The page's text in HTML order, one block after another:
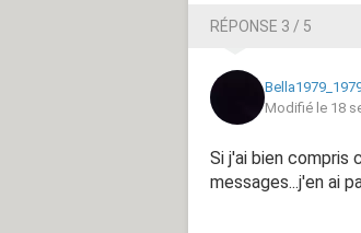
RÉPONSE 3 / 5
Modifié le 18
Si j'ai bien compris
messages...j'en ai